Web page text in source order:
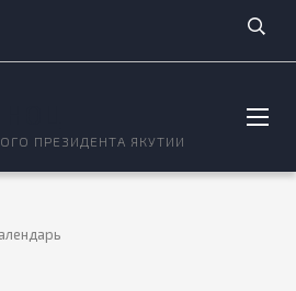
ПРЕЗИДЕНТА ЯКУТИИ